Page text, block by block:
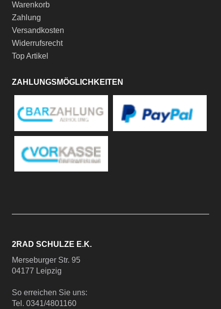
Warenkorb
Zahlung
Versandkosten
Widerrufsrecht
Top Artikel
ZAHLUNGSMÖGLICHKEITEN
2RAD SCHULZE E.K.
Merseburger Str. 95
04177 Leipzig
So erreichen Sie uns:
Tel. 0341/4801160